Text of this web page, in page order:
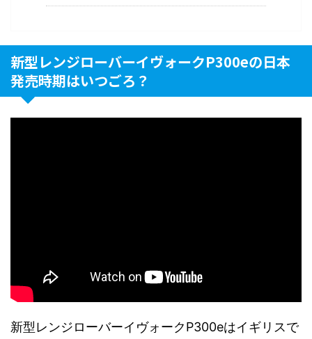
新型レンジローバーイヴォークP300eの日本
発売時期はいつごろ？
新型レンジローバーイヴォークP300eはイギリスで